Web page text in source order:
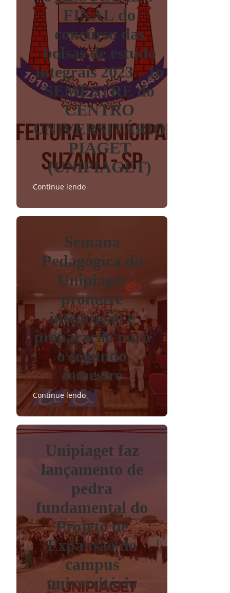
FINAL do
concurso das
bolsas de estudo
integrais 2023 - 1o
SEMESTRE do
CENTRO
UNIVERSITÁRIO
PIAGET
(UNIPIAGET)
Continue lendo
Semana
Pedagógica do
Unipiaget
promove
integração e
preparação para
o segundo
semestre
Continue lendo
Unipiaget faz
lançamento de
pedra
fundamental do
Projeto de
Expansão do
campus
universitário